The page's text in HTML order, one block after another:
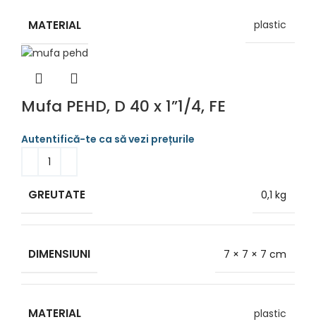
MATERIAL plastic
Mufa PEHD, D 40 x 1”1/4, FE
GREUTATE 0,1 kg
DIMENSIUNI 7 × 7 × 7 cm
MATERIAL plastic